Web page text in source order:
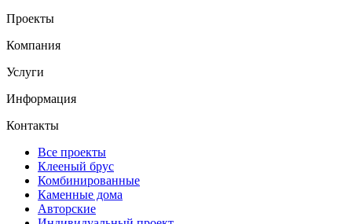
Проекты
Компания
Услуги
Информация
Контакты
Все проекты
Клееный брус
Комбинированные
Каменные дома
Авторские